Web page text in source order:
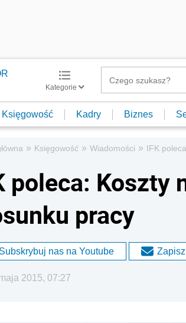
Kategorie
Księgowość Kadry Biznes
» Księgowość » Wiadomości » IFK
poleca: Koszty
pracy
Subskrybuj nas na Youtube
2015, 07:27